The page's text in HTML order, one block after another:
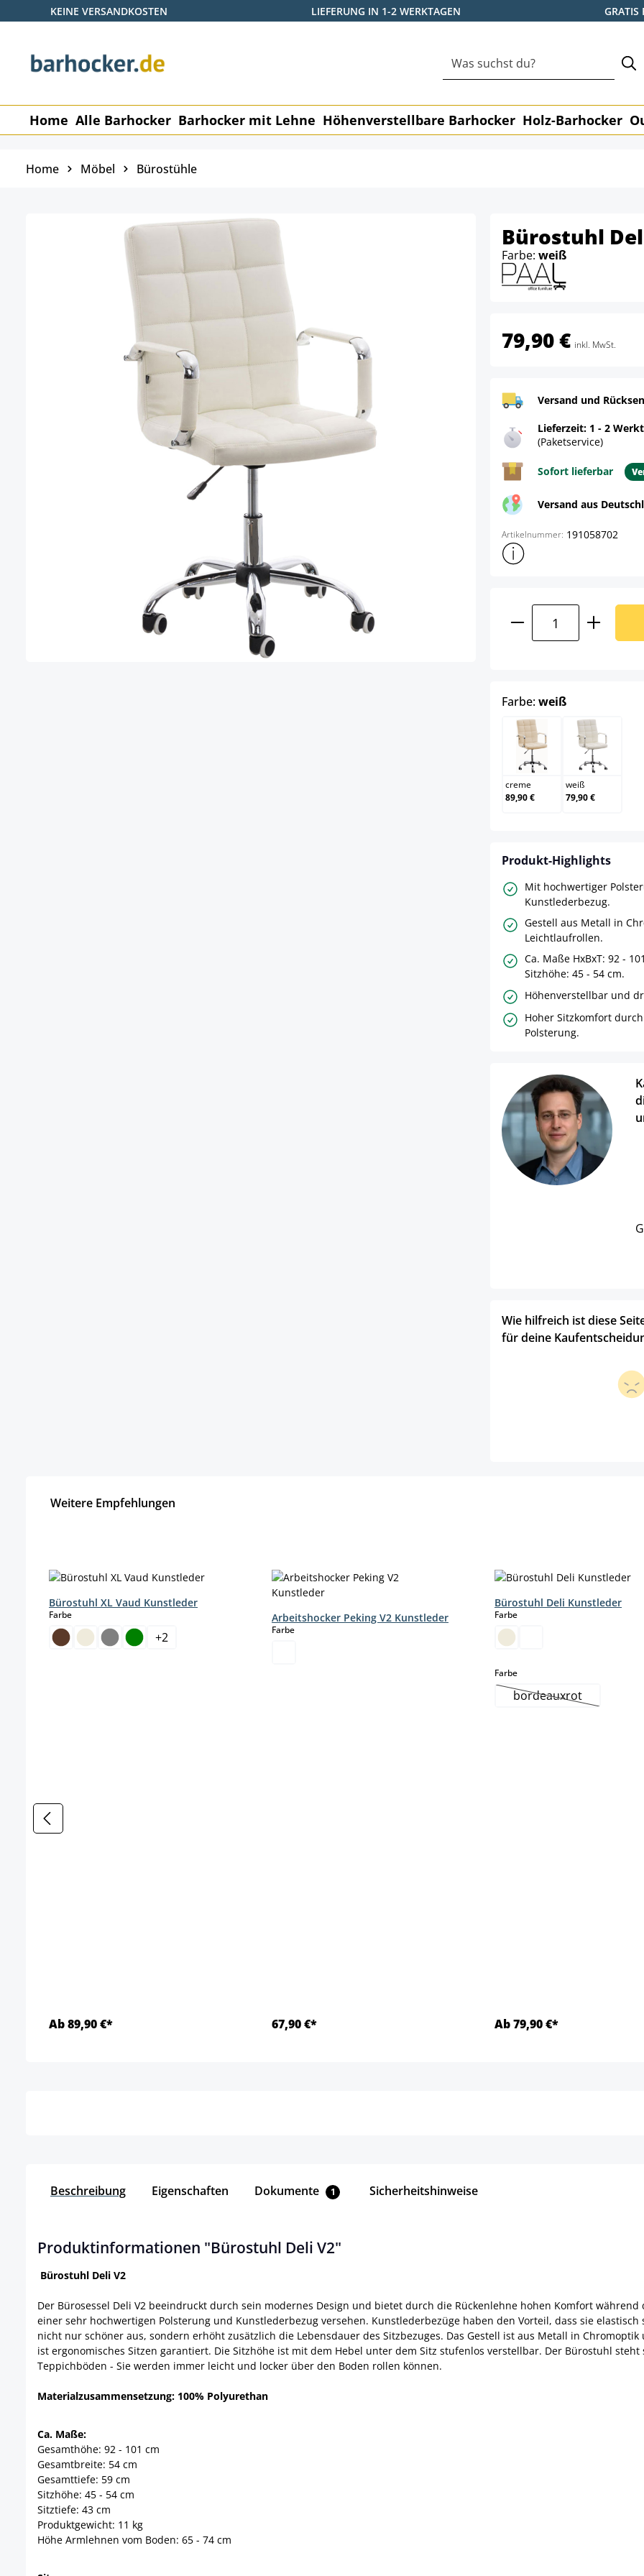
Hauptinhalt springen
Zur Suche springen
Zur Hauptnavigation springen
KEINE VERSANDKOSTEN LIEFERUNG IN 1-2 WERKTAGEN GRATIS
Home Alle Barhocker Barhocker mit Lehne Höhenverstellbare Barhocker Holz-Barhocker
Home Möbel Bürostühle
Bürostuhl
Farbe: weiß
79,90 € inkl. MwSt.
Versand und
Lieferzeit: 1 - 2
(Paketservice)
Sofort lieferbar
Versand aus
Artikelnummer: 191058702
Weitere
Produkt Anzahl:
Farbe:weißauswählen
creme
creme
89,90 €
weiß
weiß
79,90 €
Produkt-Highlights
Mit hochwertiger
Kunstlederbezug.
Gestell aus Metall in
Leichtlaufrollen.
Ca. Maße HxBxT: 92 -
Sitzhöhe: 45 - 54 cm.
Höhenverstellbar und
Hoher Sitzkomfort
Polsterung.
Wie hilfreich ist diese
für deine
Weitere Empfehlungen
Bürostuhl XL Vaud Kunstleder
Farbeauswählen
+2
Ab 89,90 €*
Arbeitshocker Peking V2 Kunstleder
Farbeauswählen
67,90 €*
Bürostuhl Deli Kunstleder
Farbeauswählen
Farbeauswählen
bordeauxrot(Diese Option ist
Ab 79,90 €*
Beschreibung Eigenschaften Dokumente 1 Sicherheitshinweise
Produktinformationen "Bürostuhl Deli V2"
Bürostuhl Deli V2
Der Bürosessel Deli V2 beeindruckt durch sein modernes Design und bietet durch die Rückenlehne hohen Komfort
einer sehr hochwertigen Polsterung und Kunstlederbezug versehen. Kunstlederbezüge haben den Vorteil, dass sie
nicht nur schöner aus, sondern erhöht zusätzlich die Lebensdauer des Sitzbezuges. Das Gestell ist aus Metall in
ist ergonomisches Sitzen garantiert. Die Sitzhöhe ist mit dem Hebel unter dem Sitz stufenlos verstellbar. Der Bürostuhl
Teppichböden - Sie werden immer leicht und locker über den Boden rollen können.
Materialzusammensetzung: 100% Polyurethan
Ca. Maße:
Gesamthöhe: 92 - 101 cm
Gesamtbreite: 54 cm
Gesamttiefe: 59 cm
Sitzhöhe: 45 - 54 cm
Sitztiefe: 43 cm
Produktgewicht: 11 kg
Höhe Armlehnen vom Boden: 65 - 74 cm